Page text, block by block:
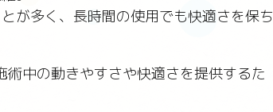
が多く、長時間の使用でも快適さを保ち
中の動きやすさや快適さを提供するた